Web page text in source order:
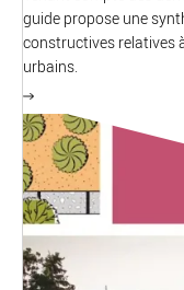
guide propose une
constructives relatives
urbains.